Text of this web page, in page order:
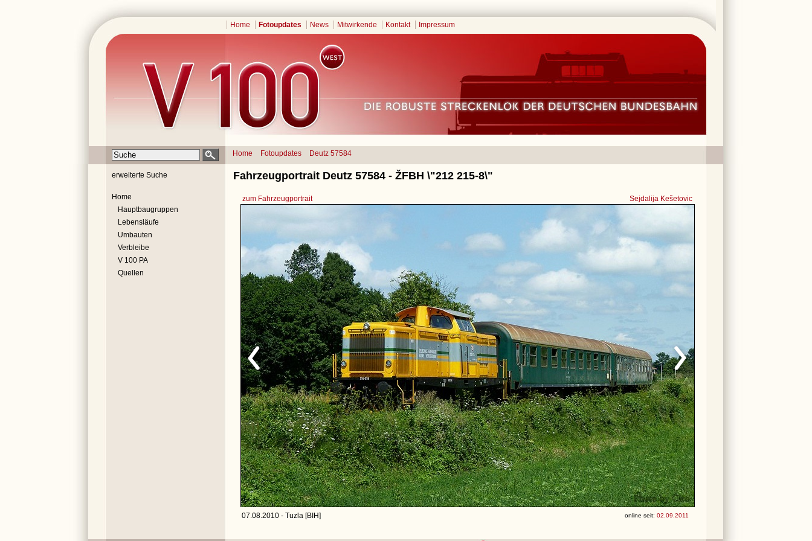
Home Fotoupdates News Mitwirkende Kontakt Impressum
Home Fotoupdates Deutz 57584
erweiterte Suche
Home
Hauptbaugruppen
Lebensläufe
Umbauten
Verbleibe
V 100 PA
Quellen
Fahrzeugportrait Deutz 57584 - ŽFBH \"212 215-8\"
zum Fahrzeugportrait Sejdalija Kešetovic
07.08.2010 - Tuzla [BIH] online seit: 02.09.2011